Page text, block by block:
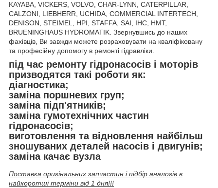
KAYABA, VICKERS, VOLVO, CHAR-LYNN, CATERPILLAR,
CALZONI, LIEBHERR, UCHIDA, COMMERCIAL INTERTECH,
DENISON, STEIMEL, HPI, STAFFA, SAI, IHC, HMT,
BRUENINGHAUS HYDROMATIK. Звернувшись до наших
фахівців, Ви завжди можете розраховувати на кваліфіковану
та професійну допомогу в ремонті гідравліки.
під час ремонту гідронасосів і моторів
призводятся такі роботи як:
діагностика;
заміна поршневих груп;
заміна підп'ятників;
заміна гумотехнічних частин
гідронасосів;
виготовлення та відновлення найбільш
зношуваних деталей насосів і двигунів;
заміна качає вузла
Поставка оригінальних запчастин і підбір аналогів в
найкоротші терміни від 1 дня!!!